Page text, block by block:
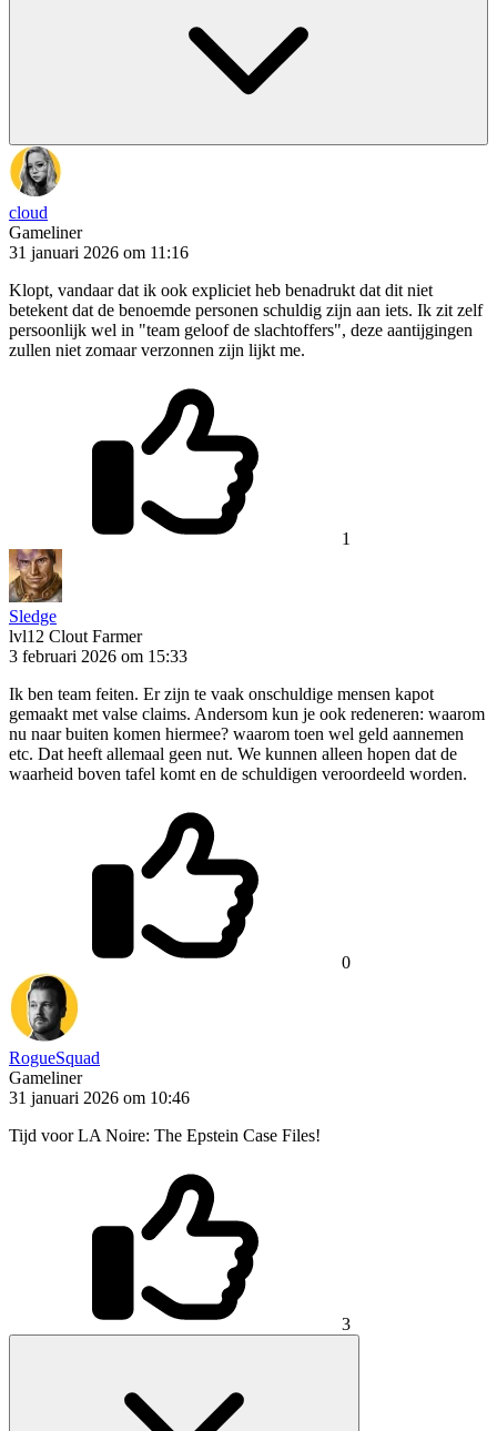
cloud
Gameliner
31 januari 2026 om 11:16
Klopt, vandaar dat ik ook expliciet heb benadrukt dat dit niet
betekent dat de benoemde personen schuldig zijn aan iets. Ik zit zelf
persoonlijk wel in "team geloof de slachtoffers", deze aantijgingen
zullen niet zomaar verzonnen zijn lijkt me.
1
Sledge
lvl12 Clout Farmer
3 februari 2026 om 15:33
Ik ben team feiten. Er zijn te vaak onschuldige mensen kapot
gemaakt met valse claims. Andersom kun je ook redeneren: waarom
nu naar buiten komen hiermee? waarom toen wel geld aannemen
etc. Dat heeft allemaal geen nut. We kunnen alleen hopen dat de
waarheid boven tafel komt en de schuldigen veroordeeld worden.
0
RogueSquad
Gameliner
31 januari 2026 om 10:46
Tijd voor LA Noire: The Epstein Case Files!
3